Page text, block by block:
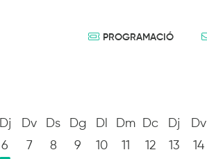
PROGRAMACIÓ
Dj
6
Dv
7
Ds
8
Dg
9
Dl
10
Dm
11
Dc
12
Dj
13
Dv
14